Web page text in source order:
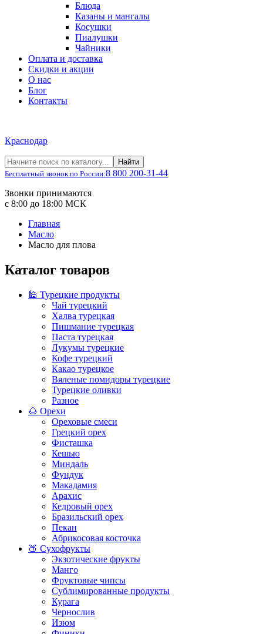
Блюда
Казаны и мангалы
Косушки
Пиалушки
Чайники
Оплата и доставка
Скидки и акции
О нас
Блог
Контакты
Краснодар
Найти
Бесплатный звонок по России:8 800 200-31-44
Звонки принимаются
с 8:00 до 18:00 МСК
Главная
Масло
Масло для плова
Каталог товаров
🕌 Турецкие продукты
Чай турецкий
Халва турецкая
Пишмание турецкая
Паста турецкая
Лукумы турецкие
Кофе турецкий
Какао турецкое
Вяленые помидоры турецкие
Турецкие оливки
Разное
🌰 Орехи
Ореховые смеси
Грецкий орех
Фисташка
Кешью
Миндаль
Фундук
Макадамия
Арахис
Кедровый орех
Бразильский орех
Пекан
Абрикосовая косточка
🍑 Сухофрукты
Экзотические фрукты
Манго
Фруктовые чипсы
Сублимированные продукты
Курага
Чернослив
Изюм